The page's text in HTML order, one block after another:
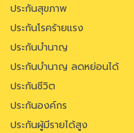
ประกันสุขภาพ
ประกันโรคร้ายแรง
ประกันบำนาญ
ประกันบำนาญ ลดหย่อนได้
ประกันชีวิต
ประกันองค์กร
ประกันผู้มีรายได้สูง